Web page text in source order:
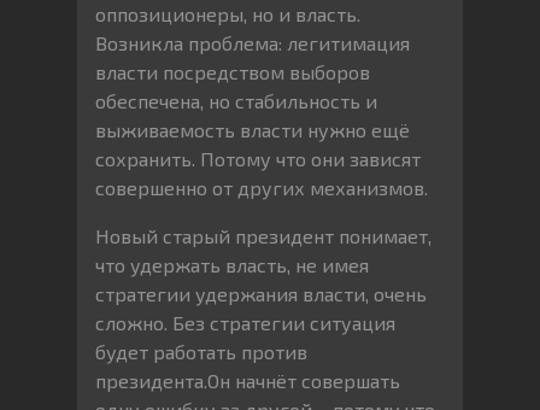
оппозиционеры, но и власть.
Возникла проблема: легитимация
власти посредством выборов
обеспечена, но стабильность и
выживаемость власти нужно ещё
сохранить. Потому что они зависят
совершенно от других механизмов.
Новый старый президент понимает,
что удержать власть, не имея
стратегии удержания власти, очень
сложно. Без стратегии ситуация
будет работать против
президента.Он начнёт совершать